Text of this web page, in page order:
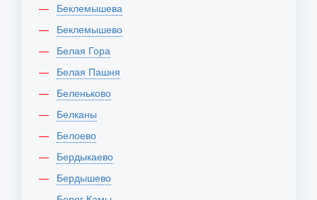
Беклемышева
Беклемышево
Белая Гора
Белая Пашня
Беленьково
Белканы
Белоево
Бердыкаево
Бердышево